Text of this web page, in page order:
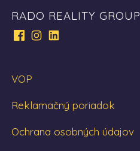
RADO REALITY GROUP
VOP
Reklamačný poriadok
Ochrana osobných údajov